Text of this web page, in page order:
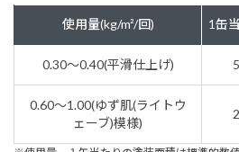
使用量(kg/m²/回) 1缶
0.30～0.40(平滑仕上げ)
0.60～1.00(ゆず肌(ライトウ
ェーブ)模様)